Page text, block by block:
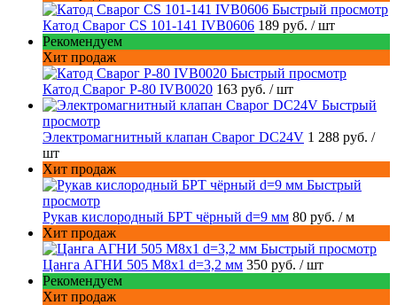
Быстрый просмотр
Катод Сварог CS 101-141 IVB0606 189 руб. / шт
Рекомендуем
Хит продаж
Быстрый просмотр
Катод Сварог P-80 IVB0020 163 руб. / шт
Быстрый
просмотр
Электромагнитный клапан Сварог DC24V 1 288 руб. /
шт
Хит продаж
Быстрый
просмотр
Рукав кислородный БРТ чёрный d=9 мм 80 руб. / м
Хит продаж
Быстрый просмотр
Цанга АГНИ 505 М8х1 d=3,2 мм 350 руб. / шт
Рекомендуем
Хит продаж